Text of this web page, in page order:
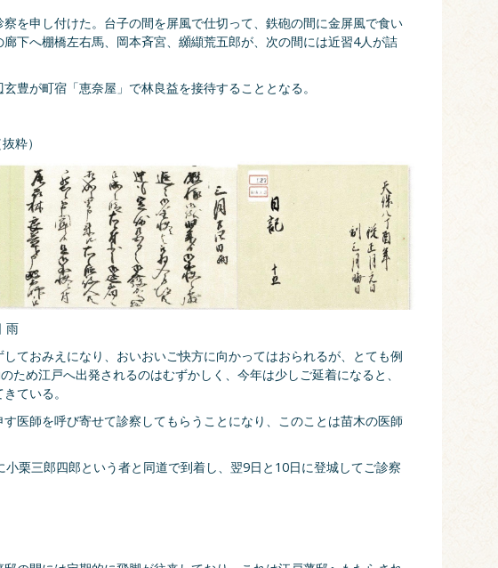
を申し付けた。台子の間を屏風で仕切って、鉄砲の間に金屏風で食い
下へ棚橋左右馬、岡本斉宮、纐纈荒五郎が、次の間には近習4人が詰
豊が町宿「恵奈屋」で林良益を接待することとなる。
粋）
雨
ておみえになり、おいおいご快方に向かってはおられるが、とても例
ため江戸へ出発されるのはむずかしく、今年は少しご延着になると、
ている。
医師を呼び寄せて診察してもらうことになり、このことは苗木の医師
栗三郎四郎という者と同道で到着し、翌9日と10日に登城してご診察